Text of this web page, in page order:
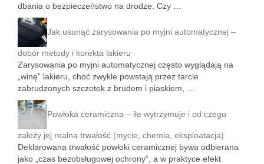
dbania o bezpieczeństwo na drodze. Czy …
Jak usunąć zarysowania po myjni automatycznej –
dobór metody i korekta lakieru
Zarysowania po myjni automatycznej często wyglądają na
„winę” lakieru, choć zwykle powstają przez tarcie
zabrudzonych szczotek z brudem i piaskiem, …
Powłoka ceramiczna – ile wytrzymuje i od czego
zależy jej realna trwałość (mycie, chemia, eksploatacja)
Deklarowana trwałość powłoki ceramicznej bywa odbierana
jako „czas bezobsługowej ochrony”, a w praktyce efekt